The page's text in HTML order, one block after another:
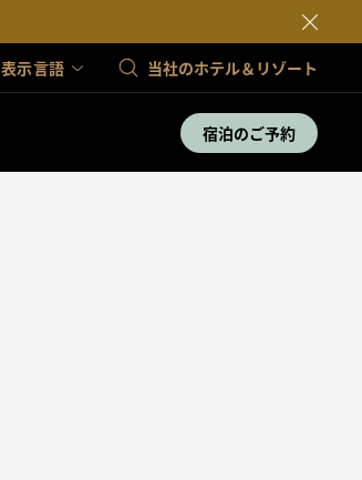
表示言語 当社のホテル＆リゾート
宿泊のご予約